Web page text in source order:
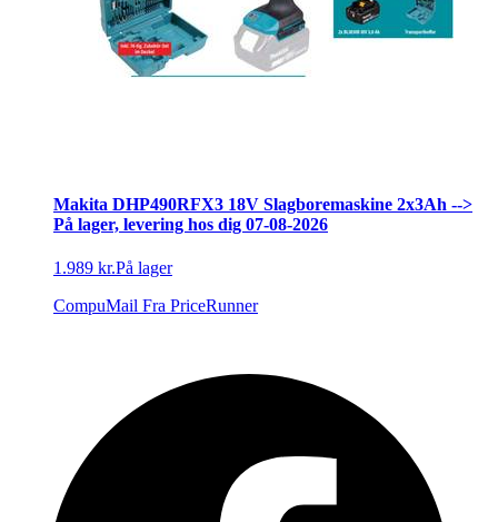
Makita DHP490RFX3 18V Slagboremaskine 2x3Ah -->
På lager, levering hos dig 07-08-2026
1.989 kr.På lager
CompuMail Fra PriceRunner